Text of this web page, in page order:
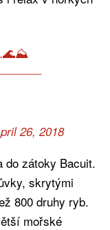
.🌊⛰
26, 2018
do zátoky Bacuit.
skrytými
800 druhy ryb.
mořské